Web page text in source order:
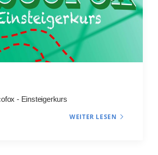
- Einsteigerkurs
WEITER LESEN